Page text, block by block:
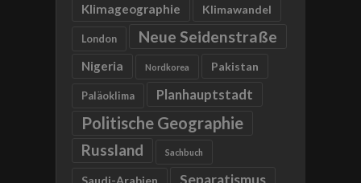
Klimageographie Klimawandel
London Neue Seidenstraße
Nigeria Nordkorea Pakistan
Paläoklima Planhauptstadt
Politische Geographie
Russland Sachbuch
Saudi-Arabien Separatismus